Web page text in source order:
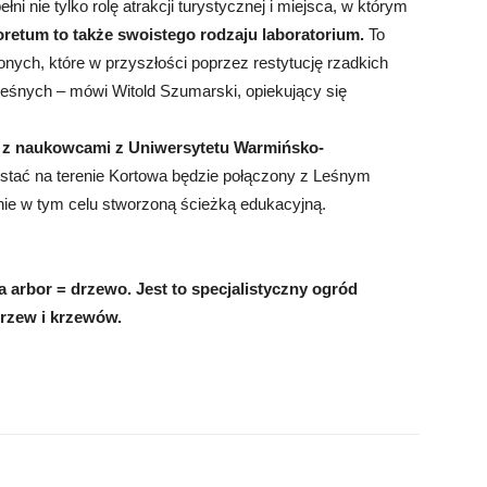
nie tylko rolę atrakcji turystycznej i miejsca, w którym
to także swoistego rodzaju laboratorium. To
które w przyszłości poprzez restytucję rzadkich
– mówi Witold Szumarski, opiekujący się
naukowcami z Uniwersytetu Warmińsko-
na terenie Kortowa będzie połączony z Leśnym
w tym celu stworzoną ścieżką edukacyjną.
arbor = drzewo. Jest to specjalistyczny ogród
i krzewów.